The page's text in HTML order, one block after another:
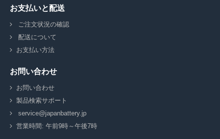
お支払いと配送
ご注文状況の確認
配送について
お支払い方法
お問い合わせ
お問い合わせ
製品検索サポート
service@japanbattery.jp
営業時間: 午前9時～午後7時